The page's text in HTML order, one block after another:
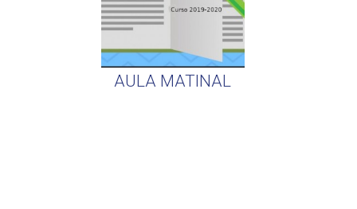
AULA MATINAL